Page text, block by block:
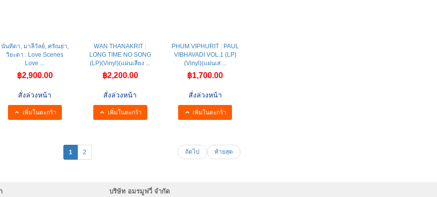
นันทิดา, มาลีวัลย์, ศรัณย่า,
วิยะดา : Love Scenes
Love ...
สั่งล่วงหน้า
WAN THANAKRIT :
LONG TIME NO SONG
(LP)(Vinyl)(แผ่นเสียง ...
สั่งล่วงหน้า
PHUM VIPHURIT : PAUL
VIBHAVADI VOL.1 (LP)
(Vinyl)(แผ่นเส ...
สั่งล่วงหน้า